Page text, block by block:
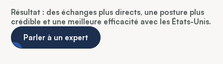
Résultat : des échanges plus directs, une posture plus
crédible et une meilleure efficacité avec les États-Unis.
Parler à un expert